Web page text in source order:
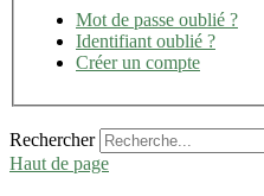
Mot de passe oublié ?
Identifiant oublié ?
Créer un compte
Rechercher
Haut de page